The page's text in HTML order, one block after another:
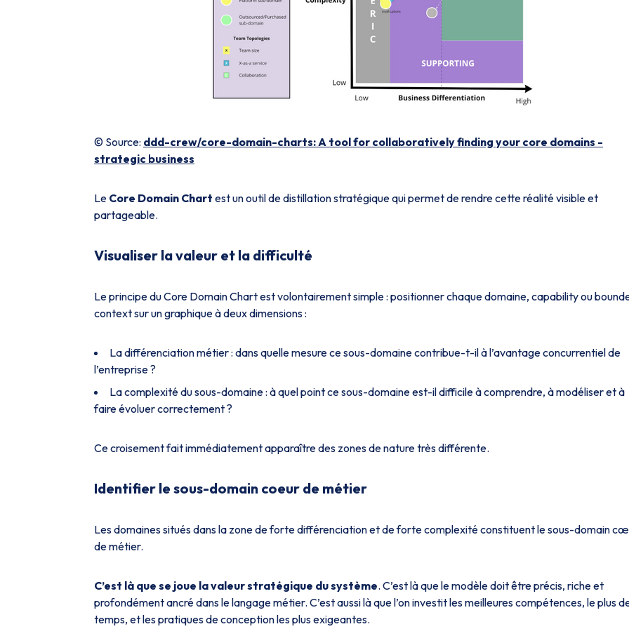
© Source: ddd-crew/core-domain-charts: A tool for collaboratively finding your core domains -
strategic business
Le Core Domain Chart est un outil de distillation stratégique qui permet de rendre cette réalité visible et
partageable.
Visualiser la valeur et la difficulté
Le principe du Core Domain Chart est volontairement simple : positionner chaque domaine, capability ou
context sur un graphique à deux dimensions :
La différenciation métier : dans quelle mesure ce sous-domaine contribue-t-il à l’avantage concurrentiel de
l’entreprise ?
La complexité du sous-domaine : à quel point ce sous-domaine est-il difficile à comprendre, à modéliser et à
faire évoluer correctement ?
Ce croisement fait immédiatement apparaître des zones de nature très différente.
Identifier le sous-domain coeur de métier
Les domaines situés dans la zone de forte différenciation et de forte complexité constituent le sous-domain
de métier.
C’est là que se joue la valeur stratégique du système. C’est là que le modèle doit être précis, riche et
profondément ancré dans le langage métier. C’est aussi là que l’on investit les meilleures compétences, le plus
temps, et les pratiques de conception les plus exigeantes.